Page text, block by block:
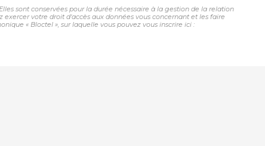
sont conservées pour la durée nécessaire à la gestion de la relation
votre droit d'accès aux données vous concernant et les faire
« Bloctel », sur laquelle vous pouvez vous inscrire ici :